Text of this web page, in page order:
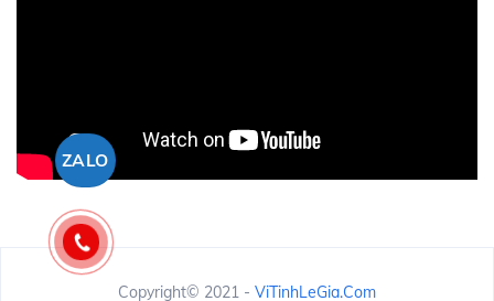
Copyright© 2021 - ViTinhLeGia.Com
ZALO